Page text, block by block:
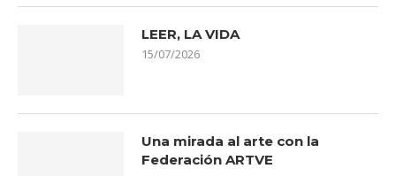
LEER, LA VIDA
15/07/2026
Una mirada al arte con la
Federación ARTVE